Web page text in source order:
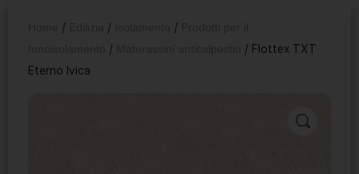
/ / /
/
/ Flottex TXT
Eterno Ivica